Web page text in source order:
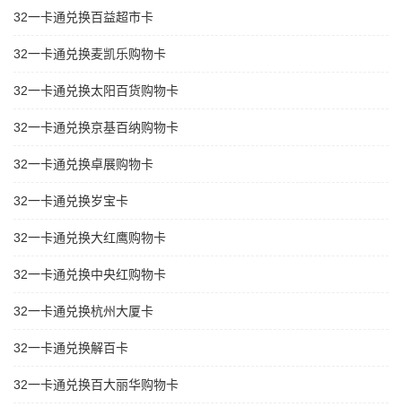
32一卡通兑换百益超市卡
32一卡通兑换麦凯乐购物卡
32一卡通兑换太阳百货购物卡
32一卡通兑换京基百纳购物卡
32一卡通兑换卓展购物卡
32一卡通兑换岁宝卡
32一卡通兑换大红鹰购物卡
32一卡通兑换中央红购物卡
32一卡通兑换杭州大厦卡
32一卡通兑换解百卡
32一卡通兑换百大丽华购物卡